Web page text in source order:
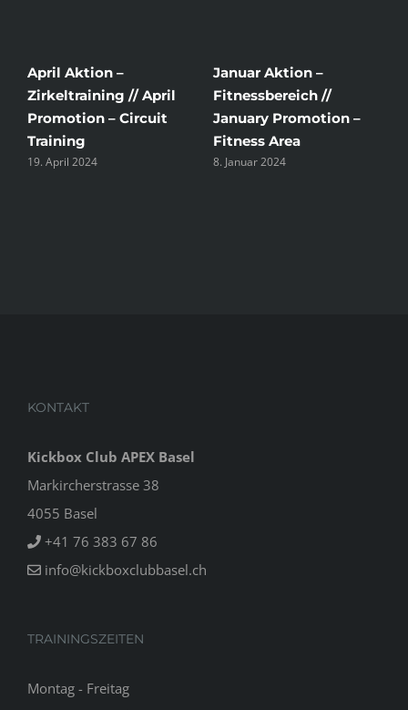
April Aktion –
Zirkeltraining // April
Promotion – Circuit
Training
19. April 2024
Januar Aktion –
Fitnessbereich //
January Promotion –
Fitness Area
8. Januar 2024
KONTAKT
Kickbox Club APEX Basel
Markircherstrasse 38
4055 Basel
+41 76 383 67 86
info@kickboxclubbasel.ch
TRAININGSZEITEN
Montag - Freitag